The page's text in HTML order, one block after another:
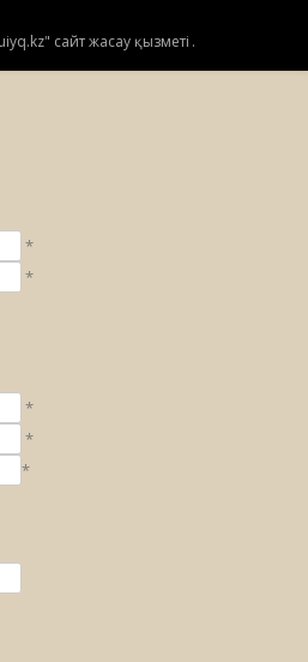
сайт жасау қызметі .
*
*
*
*
*